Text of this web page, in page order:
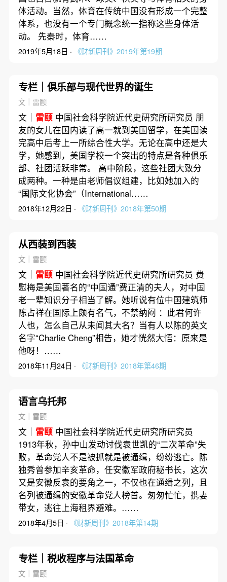
体活动。当然，体育在传统中国没有形成一个完整
体系，也没有一个专门概念统一指称这些身体活
动。 先秦时，体育……
2019年5月18日 · 《财新周刊》2019年第19期
专栏｜俱乐部与现代世界的诞生
文｜雷颐
文｜ 雷颐中国社会科学院近代史研究所研究员 朋
友的女儿在国内读了高一就到美国留学，在美国读
完高中后考上一所综合性大学。无论在高中还是大
学，她感到，美国学校一个突出的特点是各种俱乐
部、社团活跃非常。 高中阶段，这些社团大致分
成两种。一种是由老师倡议组建，比如她加入的
“国际文化协会”（International……
2018年12月22日 · 《财新周刊》2018年第50期
从西装到西装
文｜雷颐
文｜ 雷颐中国社会科学院近代史研究所研究员 费
慰梅是美国著名的“中国通”费正清的夫人，对中国
老一辈知识分子相当了解。她听说有位中国建筑师
陈占祥在国际上颇有名气，不禁纳闷 ：此君何许
人也，怎么自己从未闻其大名？当有人以陈的英文
名字“Charlie Cheng”相告，她才恍然大悟：原来是
他呀！……
2018年11月24日 · 《财新周刊》2018年第46期
语言乌托邦
文｜雷颐
文｜ 雷颐中国社会科学院近代史研究所研究员
1913年秋，孙中山发动讨伐袁世凯的“二次革命”失
败，革命党人不是被抓就是被通缉，纷纷逃亡。陈
独秀曾参加辛亥革命，任安徽军政府秘书长，这次
又是安徽反袁的要角之一，不仅也在通缉之列，且
名列被通缉的安徽革命党人榜首。匆匆忙忙，携妻
带女，逃往上海租界避难。……
2018年4月5日 · 《财新周刊》2018年第14期
专栏｜税收程序与法国革命
文｜雷颐